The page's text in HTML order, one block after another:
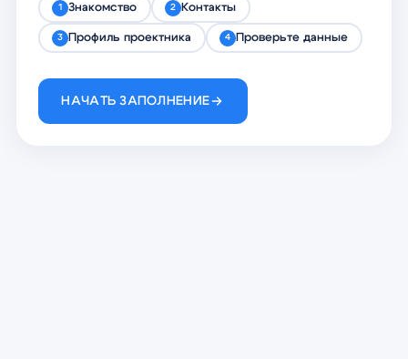
1 Знакомство 2 Контакты
3 Профиль проектника 4 Проверьте данные
НАЧАТЬ ЗАПОЛНЕНИЕ